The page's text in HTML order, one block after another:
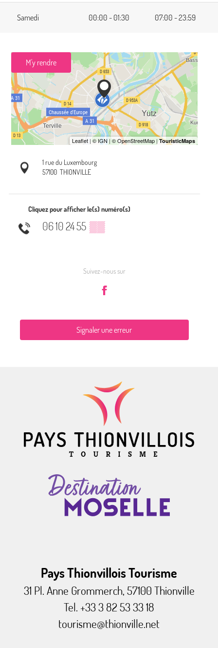
Samedi 00:00 - 01:30 07:00 - 23:59
M'y rendre
1 rue du Luxembourg
57100 THIONVILLE
Cliquez pour afficher le(s) numéro(s)
06 10 24 55 ▒▒
Suivez-nous sur
Signaler une erreur
Pays Thionvillois Tourisme
31 Pl. Anne Grommerch, 57100 Thionville
Tel. +33 3 82 53 33 18
tourisme@thionville.net